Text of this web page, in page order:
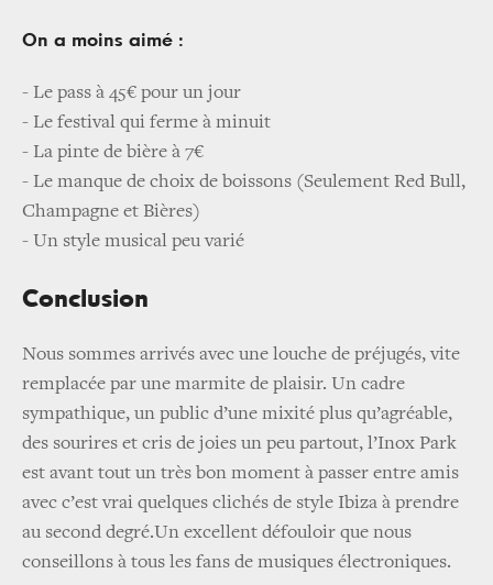
On a moins aimé :
- Le pass à 45€ pour un jour
- Le festival qui ferme à minuit
- La pinte de bière à 7€
- Le manque de choix de boissons (Seulement Red Bull,
Champagne et Bières)
- Un style musical peu varié
Conclusion
Nous sommes arrivés avec une louche de préjugés, vite
remplacée par une marmite de plaisir. Un cadre
sympathique, un public d’une mixité plus qu’agréable,
des sourires et cris de joies un peu partout, l’Inox Park
est avant tout un très bon moment à passer entre amis
avec c’est vrai quelques clichés de style Ibiza à prendre
au second degré.Un excellent défouloir que nous
conseillons à tous les fans de musiques électroniques.